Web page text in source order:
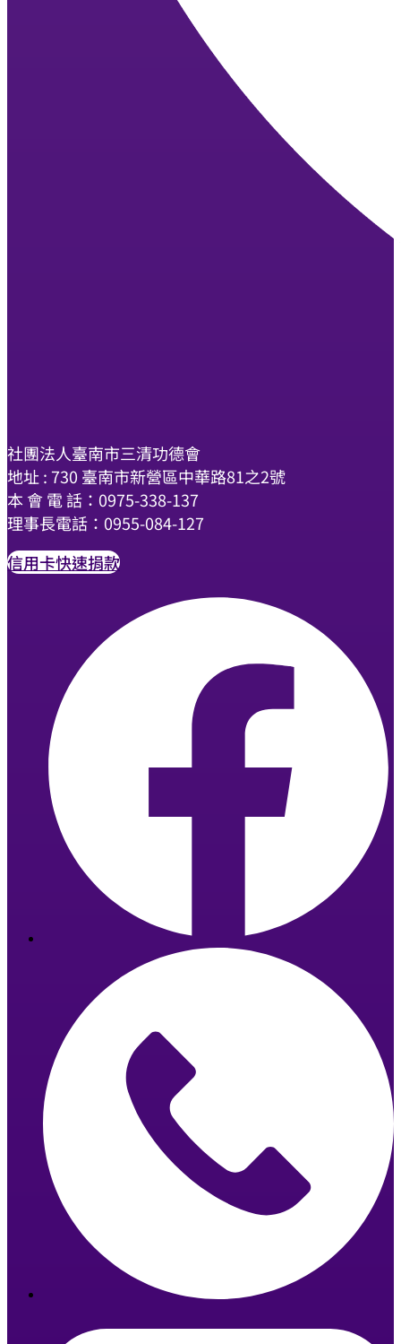
社團法人臺南市三清功德會
地址 : 730 臺南市新營區中華路81之2號
本 會 電 話：0975-338-137
理事長電話：0955-084-127
信用卡快速捐款